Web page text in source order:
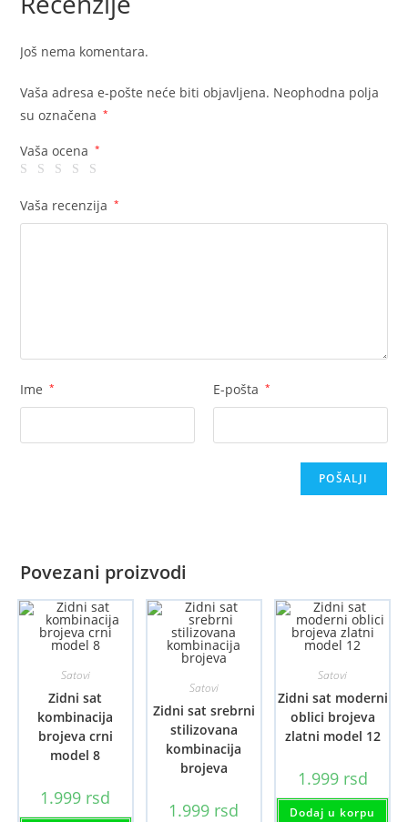
Još nema komentara.
Vaša adresa e-pošte neće biti objavljena. Neophodna polja
su označena
*
Vaša ocena *
Vaša recenzija *
Ime * E-pošta *
Povezani proizvodi
Satovi
Zidni sat
kombinacija
brojeva crni
model 8
1.999 rsd
Satovi
Zidni sat srebrni
stilizovana
kombinacija
brojeva
1.999 rsd
Satovi
Zidni sat moderni
oblici brojeva
zlatni model 12
1.999 rsd
Dodaj u korpu